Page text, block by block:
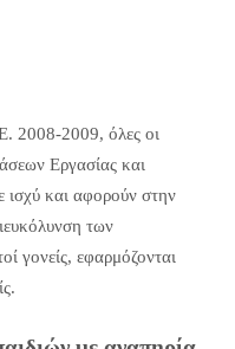
2008-2009, όλες οι
Εργασίας και
ισχύ και αφορούν στην
των
γονείς, εφαρμόζονται